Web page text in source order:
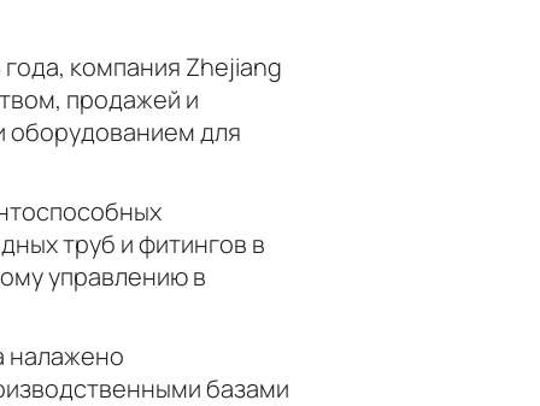
компания Zhejiang
продажей и
оборудованием для
труб и фитингов в
управлению в
налажено
базами